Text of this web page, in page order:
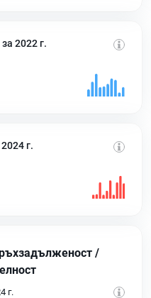
2022 г.
г.
/
г.